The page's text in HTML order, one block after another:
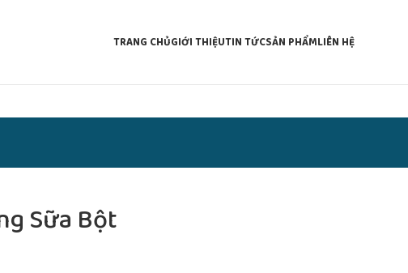
TRANG CHỦGIỚI THIỆUTIN TỨCSẢN PHẨMLIÊN HỆ
Sữa Bột